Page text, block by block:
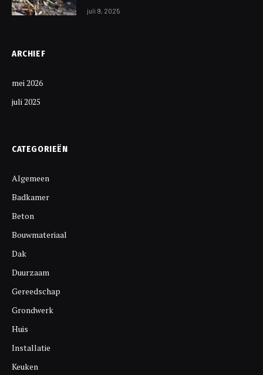
juli 9, 2025
ARCHIEF
mei 2026
juli 2025
CATEGORIEËN
Algemeen
Badkamer
Beton
Bouwmateriaal
Dak
Duurzaam
Gereedschap
Grondwerk
Huis
Installatie
Keuken